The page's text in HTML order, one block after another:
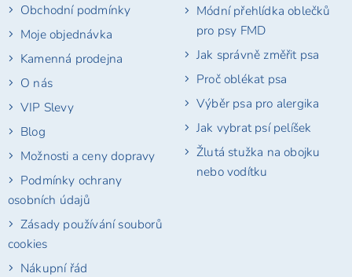
Obchodní podmínky
Moje objednávka
Kamenná prodejna
O nás
VIP Slevy
Blog
Možnosti a ceny dopravy
Podmínky ochrany
osobních údajů
Zásady používání souborů
cookies
Nákupní řád
Módní přehlídka oblečků
pro psy FMD
Jak správně změřit psa
Proč oblékat psa
Výběr psa pro alergika
Jak vybrat psí pelíšek
Žlutá stužka na obojku
nebo vodítku